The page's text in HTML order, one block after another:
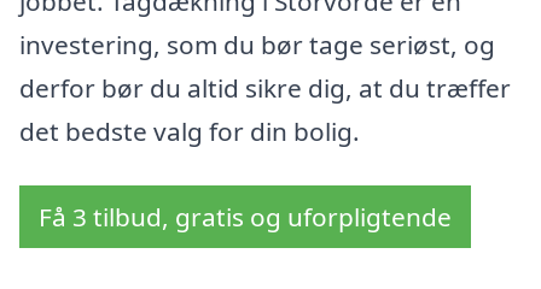
investering, som du bør tage seriøst, og
derfor bør du altid sikre dig, at du træffer
det bedste valg for din bolig.
Få 3 tilbud, gratis og uforpligtende